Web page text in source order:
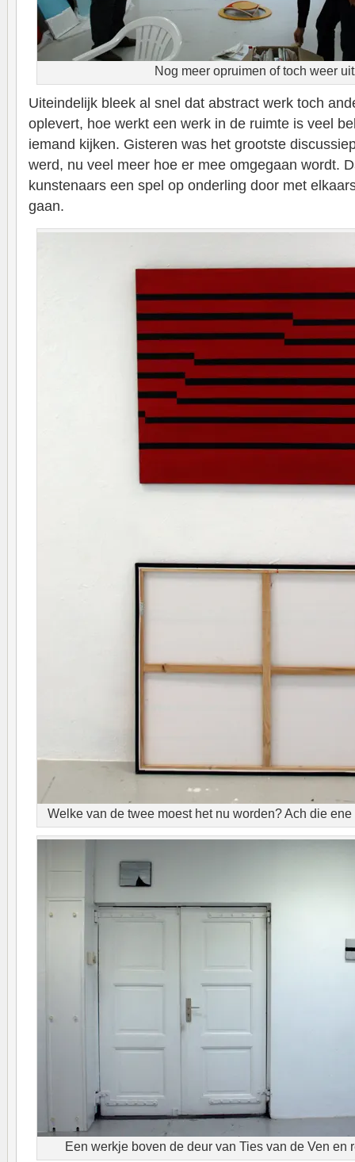
Nog meer opruimen of toch weer
Uiteindelijk bleek al snel dat abstract werk toch
oplevert, hoe werkt een werk in de ruimte is veel
iemand kijken. Gisteren was het grootste
werd, nu veel meer hoe er mee omgegaan wordt.
kunstenaars een spel op onderling door met
gaan.
Welke van de twee moest het nu worden? Ach die
Een werkje boven de deur van Ties van de Ven en